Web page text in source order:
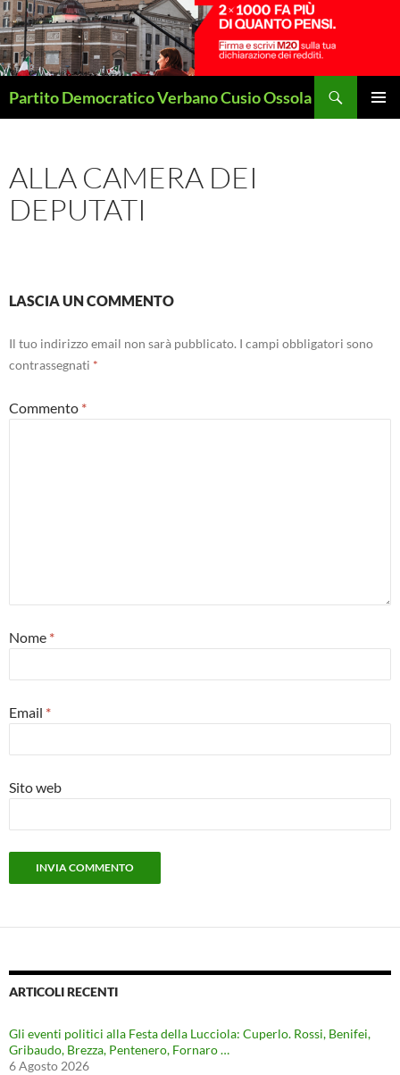
Vai
al
contenuto
Partito Democratico Verbano Cusio Ossola
ALLA CAMERA DEI
DEPUTATI
LASCIA UN COMMENTO
Il tuo indirizzo email non sarà pubblicato. I campi obbligatori sono
contrassegnati *
Commento *
Nome *
Email *
Sito web
ARTICOLI RECENTI
Gli eventi politici alla Festa della Lucciola: Cuperlo. Rossi, Benifei,
Gribaudo, Brezza, Pentenero, Fornaro …
6 Agosto 2026